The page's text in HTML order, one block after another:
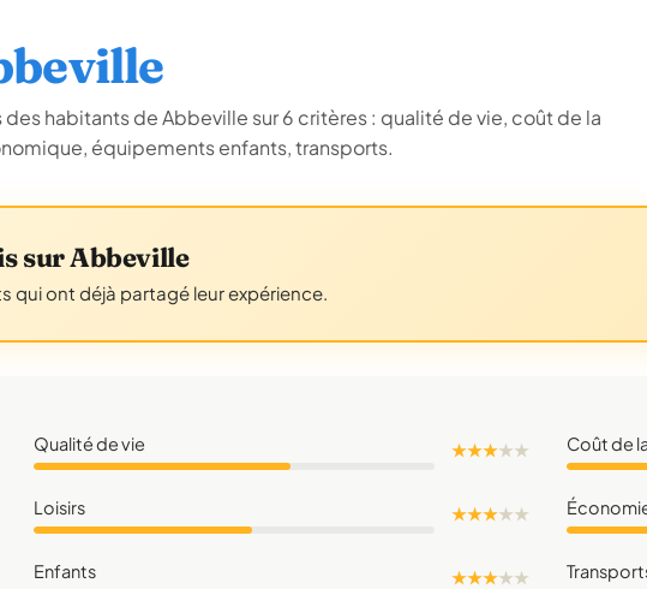
des habitants de Abbeville sur 6 critères : qualité de vie, coût de la
équipements enfants, transports.
sur Abbeville
qui ont déjà partagé leur expérience.
Qualité de vie ★ ★ ★★★ Coût de
Loisirs ★ ★ ★★★
Enfants ★ ★ ★★★